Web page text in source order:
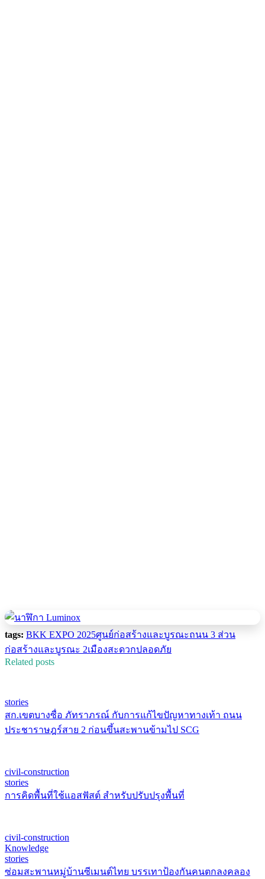
tags: BKK EXPO 2025ศูนย์ก่อสร้างและบูรณะถนน 3 ส่วน
ก่อสร้างและบูรณะ 2เมืองสะดวกปลอดภัย
Related posts
stories
สก.เขตบางซื่อ ภัทราภรณ์ กับการแก้ไขปัญหาทางเท้า ถนน
ประชาราษฎร์สาย 2 ก่อนขึ้นสะพานข้ามไป SCG
civil-construction
stories
การคิดพื้นที่ใช้แอสฟัสต์ สำหรับปรับปรุงพื้นที่
civil-construction
Knowledge
stories
ซ่อมสะพานหมู่บ้านซีเมนต์ไทย บรรเทาป้องกันคนตกลงคลอง